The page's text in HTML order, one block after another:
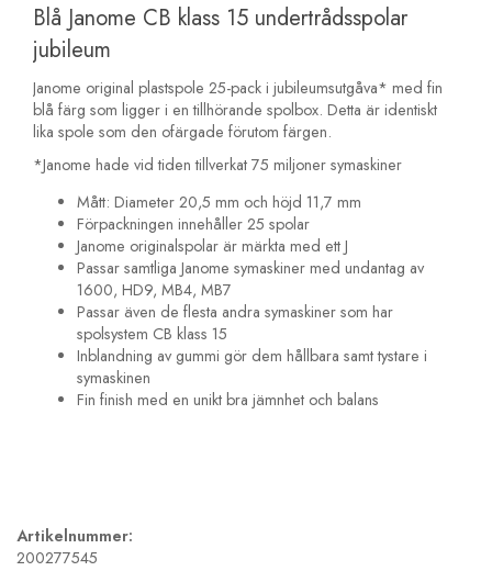
Blå Janome CB klass 15 undertrådsspolar
jubileum
Janome original plastspole 25-pack i jubileumsutgåva* med fin
blå färg som ligger i en tillhörande spolbox. Detta är identiskt
lika spole som den ofärgade förutom färgen.
*Janome hade vid tiden tillverkat 75 miljoner symaskiner
Mått: Diameter 20,5 mm och höjd 11,7 mm
Förpackningen innehåller 25 spolar
Janome originalspolar är märkta med ett J
Passar samtliga Janome symaskiner med undantag av
1600, HD9, MB4, MB7
Passar även de flesta andra symaskiner som har
spolsystem CB klass 15
Inblandning av gummi gör dem hållbara samt tystare i
symaskinen
Fin finish med en unikt bra jämnhet och balans
Artikelnummer:
200277545